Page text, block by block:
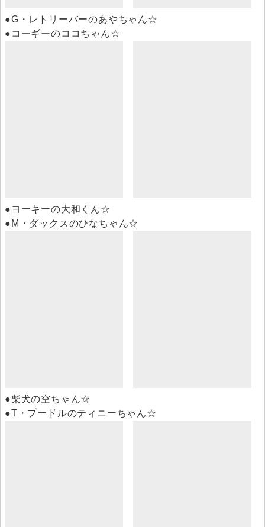
●G・レトリーバーのあやちゃん☆
●コーギーのココちゃん☆
●ヨーキーの大和くん☆
●M・ダックスのひなちゃん☆
●柴犬の空ちゃん☆
●T・プードルのティニーちゃん☆